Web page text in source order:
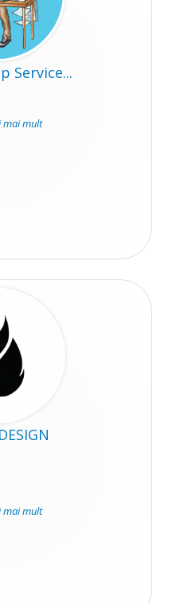
Service...
mai mult
mai mult